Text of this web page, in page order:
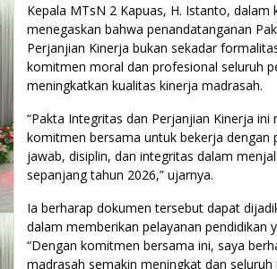
Kepala MTsN 2 Kapuas, H. Istanto, dalam
menegaskan bahwa penandatanganan
Perjanjian Kinerja bukan sekadar
komitmen moral dan profesional seluruh
meningkatkan kualitas kinerja madrasah.
“Pakta Integritas dan Perjanjian Kinerja ini
komitmen bersama untuk bekerja dengan
jawab, disiplin, dan integritas dalam
sepanjang tahun 2026,” ujarnya.
Ia berharap dokumen tersebut dapat
dalam memberikan pelayanan pendidikan
“Dengan komitmen bersama ini, saya
madrasah semakin meningkat dan